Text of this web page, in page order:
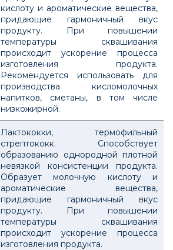
кислоту и ароматические вещества,
придающие гармоничный вкус
продукту. При повышении
температуры сквашивания
происходит ускорение процесса
изготовления продукта.
Рекомендуется использовать для
производства кисломолочных
напитков, сметаны, в том числе
низкожирной.
Лактококки, термофильный
стрептококк. Способствует
образованию однородной плотной
невязкой консистенции продукта.
Образует молочную кислоту и
ароматические вещества,
придающие гармоничный вкус
продукту. При повышении
температуры сквашивания
происходит ускорение процесса
изготовления продукта.